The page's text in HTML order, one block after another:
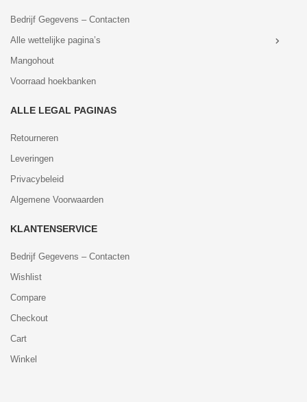
Bedrijf Gegevens – Contacten
Alle wettelijke pagina’s
Mangohout
Voorraad hoekbanken
ALLE LEGAL PAGINAS
Retourneren
Leveringen
Privacybeleid
Algemene Voorwaarden
KLANTENSERVICE
Bedrijf Gegevens – Contacten
Wishlist
Compare
Checkout
Cart
Winkel